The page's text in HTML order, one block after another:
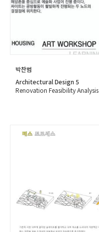
박찬범
Architectural Design 5
Renovation Feasibility Analysis